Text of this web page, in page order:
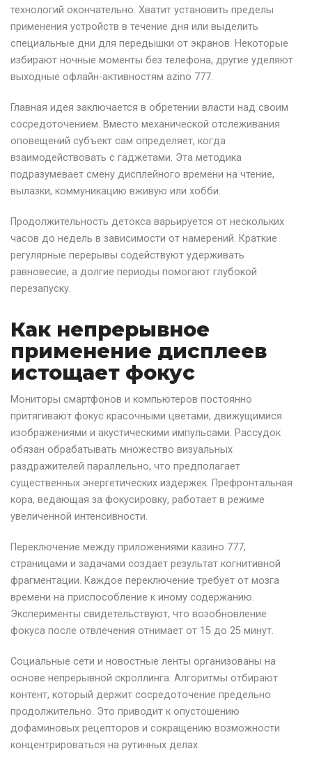
технологий окончательно. Хватит установить пределы
применения устройств в течение дня или выделить
специальные дни для передышки от экранов. Некоторые
избирают ночные моменты без телефона, другие уделяют
выходные офлайн-активностям azino 777.
Главная идея заключается в обретении власти над своим
сосредоточением. Вместо механической отслеживания
оповещений субъект сам определяет, когда
взаимодействовать с гаджетами. Эта методика
подразумевает смену дисплейного времени на чтение,
вылазки, коммуникацию вживую или хобби.
Продолжительность детокса варьируется от нескольких
часов до недель в зависимости от намерений. Краткие
регулярные перерывы содействуют удерживать
равновесие, а долгие периоды помогают глубокой
перезапуску.
Как непрерывное
применение дисплеев
истощает фокус
Мониторы смартфонов и компьютеров постоянно
притягивают фокус красочными цветами, движущимися
изображениями и акустическими импульсами. Рассудок
обязан обрабатывать множество визуальных
раздражителей параллельно, что предполагает
существенных энергетических издержек. Префронтальная
кора, ведающая за фокусировку, работает в режиме
увеличенной интенсивности.
Переключение между приложениями казино 777,
страницами и задачами создает результат когнитивной
фрагментации. Каждое переключение требует от мозга
времени на приспособление к иному содержанию.
Эксперименты свидетельствуют, что возобновление
фокуса после отвлечения отнимает от 15 до 25 минут.
Социальные сети и новостные ленты организованы на
основе непрерывной скроллинга. Алгоритмы отбирают
контент, который держит сосредоточение предельно
продолжительно. Это приводит к опустошению
дофаминовых рецепторов и сокращению возможности
концентрироваться на рутинных делах.